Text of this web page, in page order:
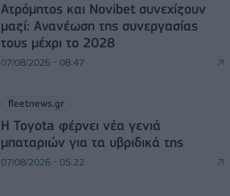
Ατρόμητος και Novibet συνεχίζουν
μαζί: Ανανέωση της συνεργασίας
τους μέχρι το 2028
07/08/2026 - 08:47
fleetnews.gr
Η Toyota φέρνει νέα γενιά
μπαταριών για τα υβριδικά της
07/08/2026 - 05:22